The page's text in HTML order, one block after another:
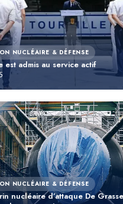
NUCLÉAIRE & DÉFENSE
est admis au service actif
NUCLÉAIRE & DÉFENSE
nucléaire d’attaque De